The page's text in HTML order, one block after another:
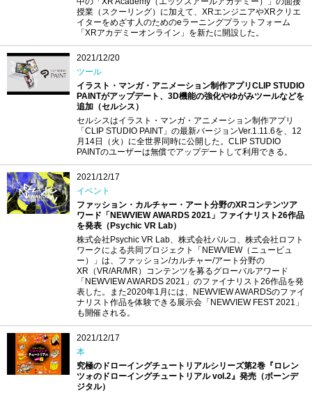
授業（スクーリング）に加えて、XRエンジニアやXRクリエ
イターをめざす人のためのeラーニングプラットフォーム
「XRアカデミーオンライン」を新たに開設した。
2021/12/20
ツール
イラスト・マンガ・アニメーション制作アプリCLIP STUDIO
PAINTがアップデート、3D機能の強化やゆがみツールなどを
追加（セルシス）
セルシスはイラスト・マンガ・アニメーション制作アプリ
「CLIP STUDIO PAINT」の最新バージョンVer.1.11.6を、12
月14日（火）に全世界同時に公開した。CLIP STUDIO
PAINTのユーザーは無償でアップデートして利用できる。
2021/12/17
イベント
ファッション・カルチャー・アート分野のXRコンテンツア
ワード「NEWVIEW AWARDS 2021」ファイナリスト26作品
を発表（Psychic VR Lab）
株式会社Psychic VR Lab、株式会社パルコ、株式会社ロフト
ワークによる共同プロジェクト「NEWVIEW（ニュービュ
ー）」は、ファッション/カルチャー/アート分野の
XR（VR/AR/MR）コンテンツを募るグローバルアワード
「NEWVIEW AWARDS 2021」のファイナリスト26作品を発
表した。また2020年1月には、NEWVIEW AWARDSのファイ
ナリスト作品を体験できる展示会「NEWVIEW FEST 2021」
も開催される。
2021/12/17
本
究極のドローイングチュートリアルシリーズ第2巻『ロレン
ツォのドローイングチュートリアル vol.2』発売（ボーンデ
ジタル）